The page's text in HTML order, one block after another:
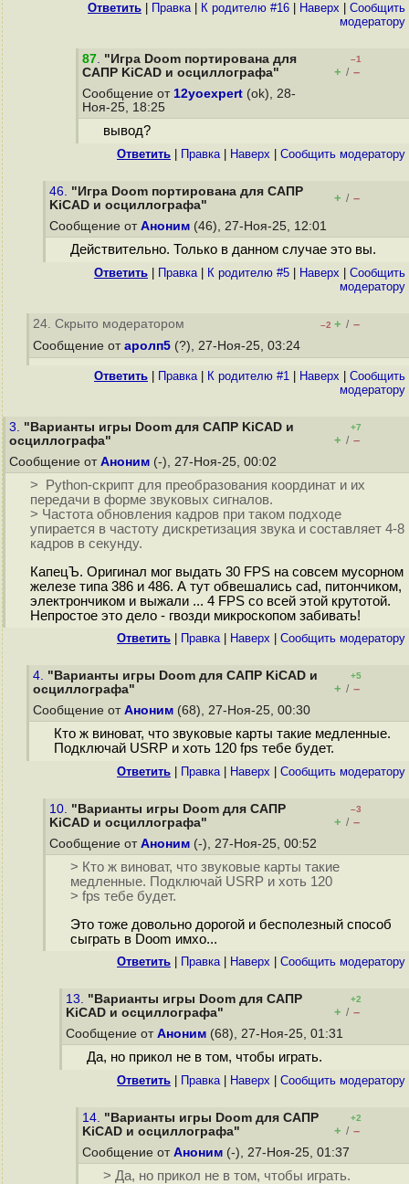
Ответить Правка| К родителю #16 Наверх
Cообщить
модератору
87. "Игра Doom портирована для
САПР KiCAD и осциллографа"
–1
+ / –
Сообщение от 12yoexpert (ok), 28-
Ноя-25, 18:25
вывод?
Ответить Правка| Наверх Cообщить модератору
46. "Игра Doom портирована для САПР
KiCAD и осциллографа"
+ / –
Сообщение от Аноним (46), 27-Ноя-25, 12:01
Действительно. Только в данном случае это вы.
Ответить Правка| К родителю #5 Наверх
Cообщить
модератору
24. Скрыто модератором –2 + / –
Сообщение от аролп5 (?), 27-Ноя-25, 03:24
Ответить Правка| К родителю #1 Наверх
Cообщить
модератору
3. "Варианты игры Doom для САПР KiCAD и
осциллографа"
+7
+ / –
Сообщение от Аноним (-), 27-Ноя-25, 00:02
> Python-скрипт для преобразования координат и их
передачи в форме звуковых сигналов.
> Частота обновления кадров при таком подходе
упирается в частоту дискретизация звука и составляет 4-8
кадров в секунду.
КапецЪ. Оригинал мог выдать 30 FPS на совсем мусорном
железе типа 386 и 486. А тут обвешались cad, питончиком,
электрончиком и выжали ... 4 FPS со всей этой крутотой.
Непростое это дело - гвозди микроскопом забивать!
Ответить Правка| Наверх Cообщить модератору
4. "Варианты игры Doom для САПР KiCAD и
осциллографа"
+5
+ / –
Сообщение от Аноним (68), 27-Ноя-25, 00:30
Кто ж виноват, что звуковые карты такие медленные.
Подключай USRP и хоть 120 fps тебе будет.
Ответить Правка| Наверх Cообщить модератору
10. "Варианты игры Doom для САПР
KiCAD и осциллографа"
–3
+ / –
Сообщение от Аноним (-), 27-Ноя-25, 00:52
> Кто ж виноват, что звуковые карты такие
медленные. Подключай USRP и хоть 120
> fps тебе будет.
Это тоже довольно дорогой и бесполезный способ
сыграть в Doom имхо...
Ответить Правка| Наверх Cообщить модератору
13. "Варианты игры Doom для САПР
KiCAD и осциллографа"
+2
+ / –
Сообщение от Аноним (68), 27-Ноя-25, 01:31
Да, но прикол не в том, чтобы играть.
Ответить Правка| Наверх Cообщить модератору
14. "Варианты игры Doom для САПР
KiCAD и осциллографа"
+2
+ / –
Сообщение от Аноним (-), 27-Ноя-25, 01:37
> Да, но прикол не в том, чтобы играть.